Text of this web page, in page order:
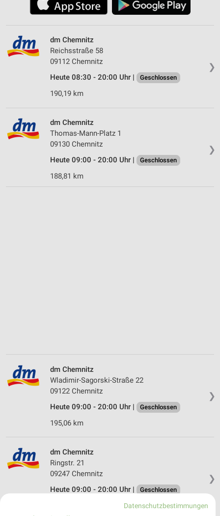
❯
dm Chemnitz
Reichsstraße 58
09112 Chemnitz
Heute 08:30 - 20:00 Uhr |
Geschlossen
190,19 km
❯
dm Chemnitz
Thomas-Mann-Platz 1
09130 Chemnitz
Heute 09:00 - 20:00 Uhr |
Geschlossen
188,81 km
❯
dm Chemnitz
Wladimir-Sagorski-Straße 22
09122 Chemnitz
Heute 09:00 - 20:00 Uhr |
Geschlossen
195,06 km
❯
dm Chemnitz
Ringstr. 21
09247 Chemnitz
Heute 09:00 - 20:00 Uhr |
Geschlossen
Datenschutzbestimmungen